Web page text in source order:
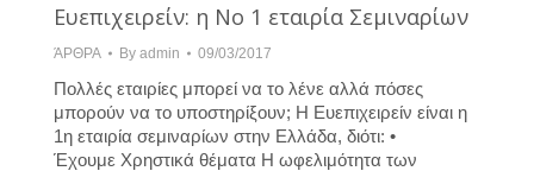
Ευεπιχειρείν: η Νο 1 εταιρία Σεμιναρίων
ΆΡΘΡΑ By admin 09/03/2017
Πολλές εταιρίες μπορεί να το λένε αλλά πόσες
μπορούν να το υποστηρίξουν; Η Ευεπιχειρείν είναι η
1η εταιρία σεμιναρίων στην Ελλάδα, διότι: •
Έχoυμε Χρηστικά θέματα Η ωφελιμότητα των